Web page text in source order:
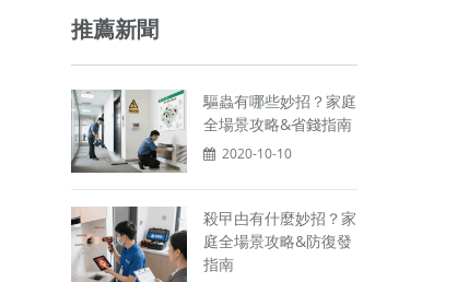
推薦新聞
驅蟲有哪些妙招？家庭
全場景攻略&省錢指南
2020-10-10
殺曱甴有什麼妙招？家
庭全場景攻略&防復發
指南